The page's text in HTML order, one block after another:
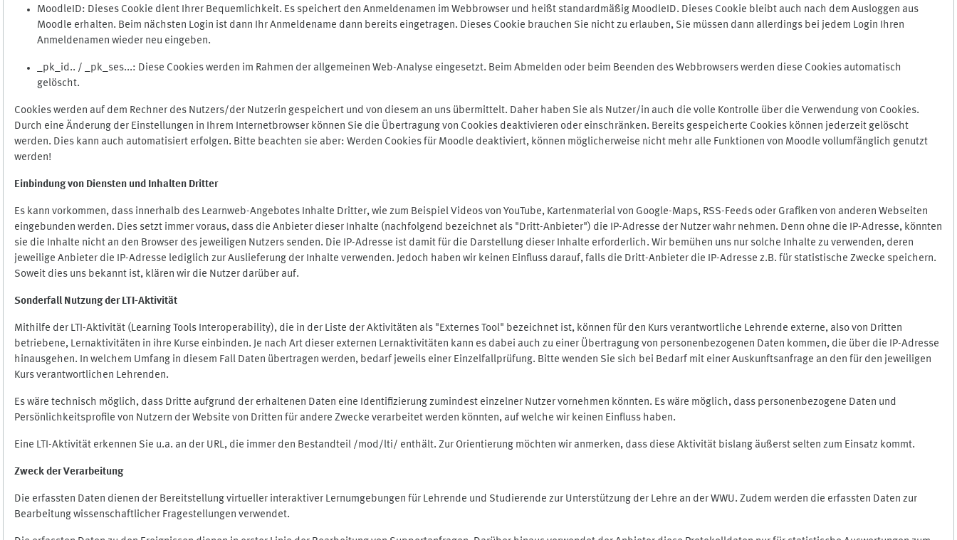
MoodleID: Dieses Cookie dient Ihrer Bequemlichkeit. Es speichert den Anmeldenamen im Webbrowser und heißt standardmäßig MoodleID. Dieses Cookie bleibt auch nach dem Ausloggen aus
Moodle erhalten. Beim nächsten Login ist dann Ihr Anmeldename dann bereits eingetragen. Dieses Cookie brauchen Sie nicht zu erlauben, Sie müssen dann allerdings bei jedem Login Ihren
Anmeldenamen wieder neu eingeben.
_pk_id.. / _pk_ses...: Diese Cookies werden im Rahmen der allgemeinen Web-Analyse eingesetzt. Beim Abmelden oder beim Beenden des Webbrowsers werden diese Cookies automatisch
gelöscht.
Cookies werden auf dem Rechner des Nutzers/der Nutzerin gespeichert und von diesem an uns übermittelt. Daher haben Sie als Nutzer/in auch die volle Kontrolle über die Verwendung von Cookies.
Durch eine Änderung der Einstellungen in Ihrem Internetbrowser können Sie die Übertragung von Cookies deaktivieren oder einschränken. Bereits gespeicherte Cookies können jederzeit gelöscht
werden. Dies kann auch automatisiert erfolgen. Bitte beachten sie aber: Werden Cookies für Moodle deaktiviert, können möglicherweise nicht mehr alle Funktionen von Moodle vollumfänglich genutzt
werden!
Einbindung von Diensten und Inhalten Dritter
Es kann vorkommen, dass innerhalb des Learnweb-Angebotes Inhalte Dritter, wie zum Beispiel Videos von YouTube, Kartenmaterial von Google-Maps, RSS-Feeds oder Grafiken von anderen Webseiten
eingebunden werden. Dies setzt immer voraus, dass die Anbieter dieser Inhalte (nachfolgend bezeichnet als "Dritt-Anbieter") die IP-Adresse der Nutzer wahr nehmen. Denn ohne die IP-Adresse, könnten
sie die Inhalte nicht an den Browser des jeweiligen Nutzers senden. Die IP-Adresse ist damit für die Darstellung dieser Inhalte erforderlich. Wir bemühen uns nur solche Inhalte zu verwenden, deren
jeweilige Anbieter die IP-Adresse lediglich zur Auslieferung der Inhalte verwenden. Jedoch haben wir keinen Einfluss darauf, falls die Dritt-Anbieter die IP-Adresse z.B. für statistische Zwecke speichern.
Soweit dies uns bekannt ist, klären wir die Nutzer darüber auf.
Sonderfall Nutzung der LTI-Aktivität
Mithilfe der LTI-Aktivität (Learning Tools Interoperability), die in der Liste der Aktivitäten als "Externes Tool" bezeichnet ist, können für den Kurs verantwortliche Lehrende externe, also von Dritten
betriebene, Lernaktivitäten in ihre Kurse einbinden. Je nach Art dieser externen Lernaktivitäten kann es dabei auch zu einer Übertragung von personenbezogenen Daten kommen, die über die IP-Adresse
hinausgehen. In welchem Umfang in diesem Fall Daten übertragen werden, bedarf jeweils einer Einzelfallprüfung. Bitte wenden Sie sich bei Bedarf mit einer Auskunftsanfrage an den für den jeweiligen
Kurs verantwortlichen Lehrenden.
Es wäre technisch möglich, dass Dritte aufgrund der erhaltenen Daten eine Identifizierung zumindest einzelner Nutzer vornehmen könnten. Es wäre möglich, dass personenbezogene Daten und
Persönlichkeitsprofile von Nutzern der Website von Dritten für andere Zwecke verarbeitet werden könnten, auf welche wir keinen Einfluss haben.
Eine LTI-Aktivität erkennen Sie u.a. an der URL, die immer den Bestandteil /mod/lti/ enthält. Zur Orientierung möchten wir anmerken, dass diese Aktivität bislang äußerst selten zum Einsatz kommt.
Zweck der Verarbeitung
Die erfassten Daten dienen der Bereitstellung virtueller interaktiver Lernumgebungen für Lehrende und Studierende zur Unterstützung der Lehre an der WWU. Zudem werden die erfassten Daten zur
Bearbeitung wissenschaftlicher Fragestellungen verwendet.